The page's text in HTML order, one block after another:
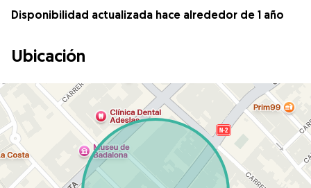
Disponibilidad actualizada hace alrededor de 1 año
Ubicación